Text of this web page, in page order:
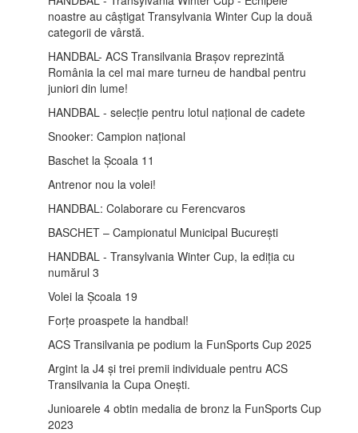
noastre au câștigat Transylvania Winter Cup la două
categorii de vârstă.
HANDBAL- ACS Transilvania Brașov reprezintă
România la cel mai mare turneu de handbal pentru
juniori din lume!
HANDBAL - selecție pentru lotul național de cadete
Snooker: Campion național
Baschet la Școala 11
Antrenor nou la volei!
HANDBAL: Colaborare cu Ferencvaros
BASCHET – Campionatul Municipal București
HANDBAL - Transylvania Winter Cup, la ediția cu
numărul 3
Volei la Școala 19
Forțe proaspete la handbal!
ACS Transilvania pe podium la FunSports Cup 2025
Argint la J4 și trei premii individuale pentru ACS
Transilvania la Cupa Onești.
Junioarele 4 obtin medalia de bronz la FunSports Cup
2023